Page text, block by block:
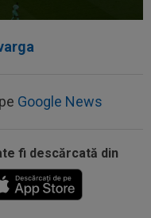
Google News
fi descărcată din